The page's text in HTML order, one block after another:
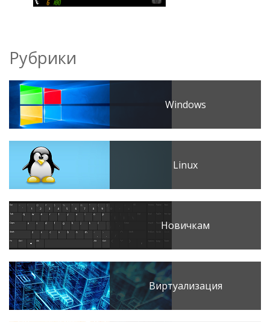
Рубрики
Windows
Linux
Новичкам
Виртуализация